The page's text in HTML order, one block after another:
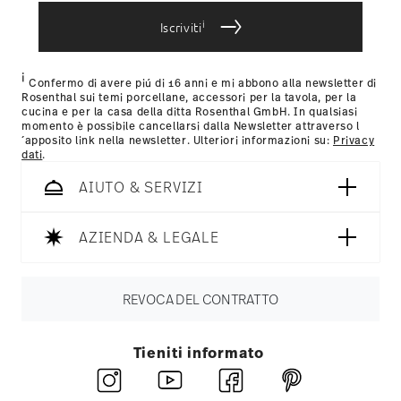
Nutzung der Dienste gesammelt haben.
CANDLEHOLDER / TABLELIGHTS - Non lasciare mai
dalla portata di bambini e animali domestici. Non
portacandele/sottobicchieri. Soffoca la fiamma,
non spegnerla con un soffio. Non bruciare vicino a
Fornitore del servizio di spedizione:Spediamo con UPS
(consegna standard) in Italia.
Resi:Per i resi, si prega di utilizzare il nostro servizio resi
Iscrivitii
i Confermo di avere piú di 16 anni e mi abbono alla newsletter di
Rosenthal sui temi porcellane, accessori per la tavola, per la
cucina e per la casa della ditta Rosenthal GmbH. In qualsiasi
momento è possibile cancellarsi dalla Newsletter attraverso l
´apposito link nella newsletter. Ulteriori informazioni su: Privacy
dati.
AIUTO & SERVIZI
AZIENDA & LEGALE
REVOCA DEL CONTRATTO
Tieniti informato